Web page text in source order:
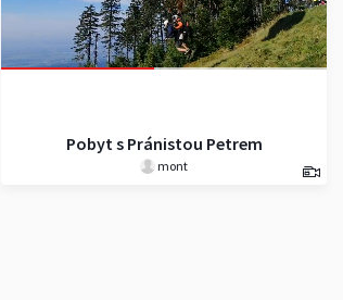
Pobyt s Pránistou Petrem
Tichým
mont